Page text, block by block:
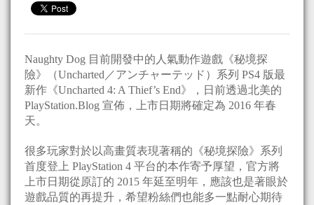
Naughty Dog 目前開發中的人氣動作遊戲《秘境探
險》（Uncharted／アンチャーテッド）系列 PS4 版最
新作《Uncharted 4: A Thief’s End》，日前透過北美的
PlayStation.Blog 宣佈，上市日期將確定為 2016 年春
天。
很多玩家對於以高畫質表現著稱的《秘境探險》系列
首度登上 PlayStation 4 平台的本作寄予厚望，官方將
上市日期從原訂的 2015 年延至明年，應該也是著眼於
遊戲品質的再提升，希望粉絲們也能多一點耐心期待